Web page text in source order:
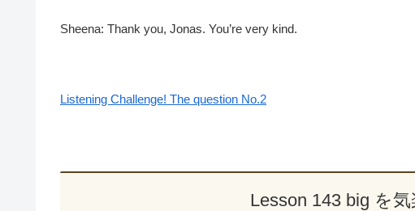
Sheena: Thank you, Jonas. You’re very kind.
Listening Challenge! The question No.2
Lesson 143 big を